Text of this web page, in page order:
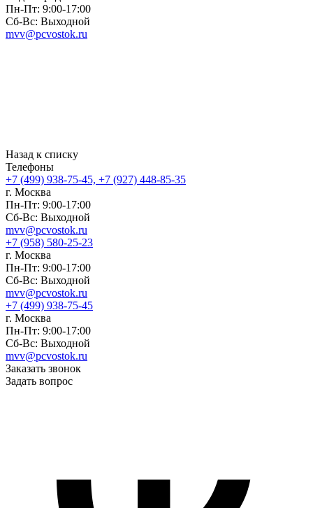
Пн-Пт: 9:00-17:00
Сб-Вс: Выходной
mvv@pcvostok.ru
Назад к списку
Телефоны
+7 (499) 938-75-45, +7 (927) 448-85-35
г. Москва
Пн-Пт: 9:00-17:00
Сб-Вс: Выходной
mvv@pcvostok.ru
+7 (958) 580-25-23
г. Москва
Пн-Пт: 9:00-17:00
Сб-Вс: Выходной
mvv@pcvostok.ru
+7 (499) 938-75-45
г. Москва
Пн-Пт: 9:00-17:00
Сб-Вс: Выходной
mvv@pcvostok.ru
Заказать звонок
Задать вопрос